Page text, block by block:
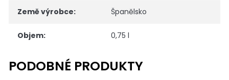
Země výrobce: Španělsko
Objem: 0,75 l